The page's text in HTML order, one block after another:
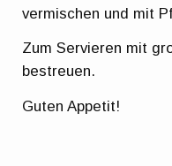
vermischen und mit
Zum Servieren mit
bestreuen.
Guten Appetit!